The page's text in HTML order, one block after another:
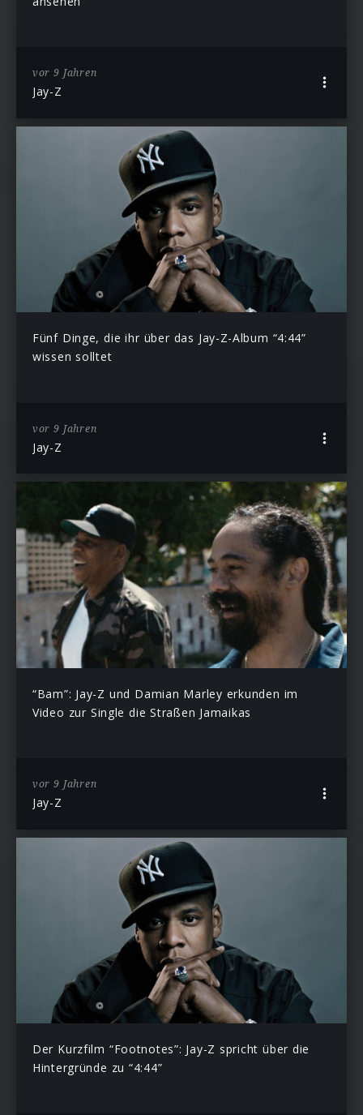
vor 9 Jahren
Jay-Z
Fünf Dinge, die ihr über das Jay-Z-Album “4:44”
wissen solltet
vor 9 Jahren
Jay-Z
“Bam”: Jay-Z und Damian Marley erkunden im
Video zur Single die Straßen Jamaikas
vor 9 Jahren
Jay-Z
Der Kurzfilm “Footnotes”: Jay-Z spricht über die
Hintergründe zu “4:44”